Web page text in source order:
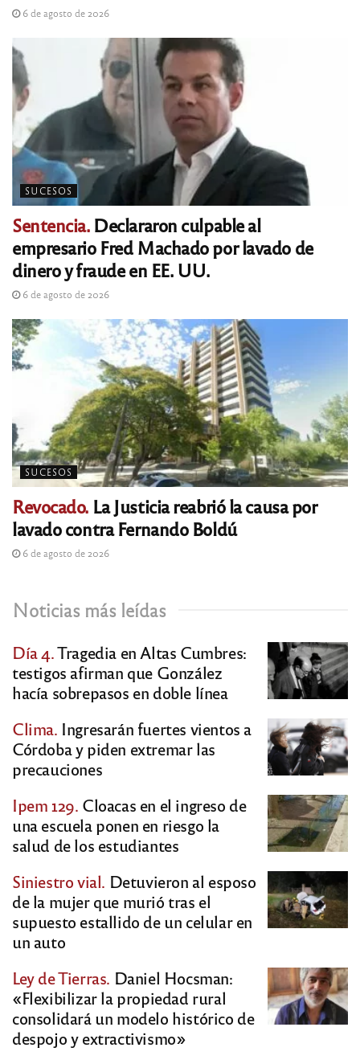
6 de agosto de 2026
SUCESOS
Sentencia.Declararon culpable al
empresario Fred Machado por lavado de
dinero y fraude en EE. UU.
6 de agosto de 2026
SUCESOS
Revocado. La Justicia reabrió la causa por
lavado contra Fernando Boldú
6 de agosto de 2026
Noticias más leídas
Día 4.Tragedia en Altas Cumbres:
testigos afirman que González
hacía sobrepasos en doble línea
Clima. Ingresarán fuertes vientos a
Córdoba y piden extremar las
precauciones
Ipem 129. Cloacas en el ingreso de
una escuela ponen en riesgo la
salud de los estudiantes
Siniestro vial. Detuvieron al esposo
de la mujer que murió tras el
supuesto estallido de un celular en
un auto
Ley de Tierras. Daniel Hocsman:
«Flexibilizar la propiedad rural
consolidará un modelo histórico de
despojo y extractivismo»